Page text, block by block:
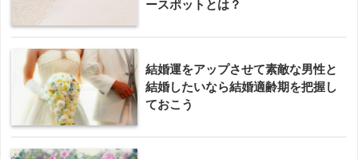
ースポットとは？
結婚運をアップさせて素敵な男性と
結婚したいなら結婚適齢期を把握し
ておこう